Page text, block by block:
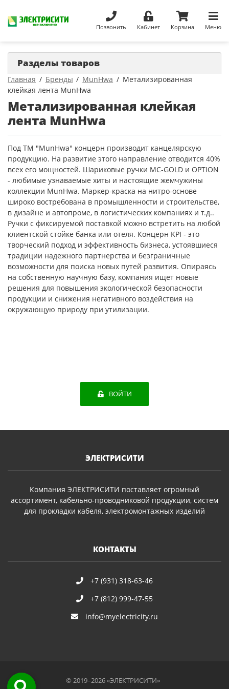
Позвонить Кабинет Корзина Меню
Главная Бренды MunHwa
Метализированная
клейкая лента MunHwa
Метализированная клейкая
лента MunHwa
Под ТМ "MunHwa" концерн производит канцелярскую
продукцию. На развитие этого направление отводится 40%
всех его мощностей. Шариковые ручки MC-GOLD и OPTION
- любимые узнаваемые хиты и настоящие жемчужины
коллекции MunHwa. Маркер-краска на нитро-основе
широко востребована в промышленности и строительстве,
в дизайне и автопроме, в логистических компаниях и т.д..
Ручки с фиксируемой поставкой можно встретить на любой
клиентской стойке банка или отеля. Концерн KPI - это
творческий подход и эффективность бизнеса, устоявшиеся
традиции надежного партнерства и безграничные
возможности для поиска новых путей развития. Опираясь
на собственную научную базу, компания ищет новые
решения для повышения экологической безопасности
продукции и снижения негативного воздействия на
окружающую природу при утилизации.
Разделы товаров
ВОЙТИ
ЭЛЕКТРИСИТИ
Компания ЭЛЕКТРИСИТИ поставляет огромный
ассортимент, кабельно-проводниковой продукции, систем
для прокладки кабеля, электромонтажных изделий
КОНТАКТЫ
+7 (931) 318-63-46
+7 (812) 999-47-55
info@myelectricity.ru
© 2019–2026 «ЭЛЕКТРИСИТИ»